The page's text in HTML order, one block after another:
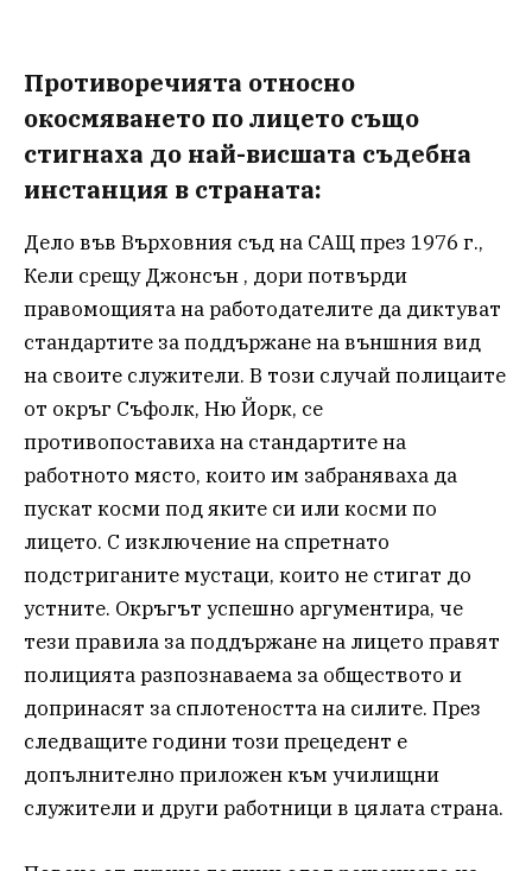
Противоречията относно
окосмяването по лицето също
стигнаха до най-висшата съдебна
инстанция в страната:
Дело във Върховния съд на САЩ през 1976 г.,
Кели срещу Джонсън , дори потвърди
правомощията на работодателите да диктуват
стандартите за поддържане на външния вид
на своите служители. В този случай полицаите
от окръг Съфолк, Ню Йорк, се
противопоставиха на стандартите на
работното място, които им забраняваха да
пускат косми под яките си или косми по
лицето. С изключение на спретнато
подстриганите мустаци, които не стигат до
устните. Окръгът успешно аргументира, че
тези правила за поддържане на лицето правят
полицията разпознаваема за обществото и
допринасят за сплотеността на силите. През
следващите години този прецедент е
допълнително приложен към училищни
служители и други работници в цялата страна.